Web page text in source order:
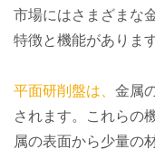
市場にはさまざまな
特徴と機能があります
平面研削盤は、 金属
されます。これらの
属の表面から少量の